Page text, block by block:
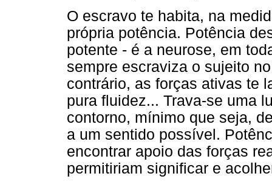
O escravo te habita, na
própria potência. Potência
potente - é a neurose, em
sempre escraviza o sujeito
contrário, as forças ativas te
pura fluidez... Trava-se uma
contorno, mínimo que seja,
a um sentido possível.
encontrar apoio das forças
permitiriam significar e